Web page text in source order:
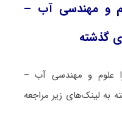
و مهندسی آب –
گذشته
علوم و مهندسی آب –
به لینک‌های زیر مراجعه